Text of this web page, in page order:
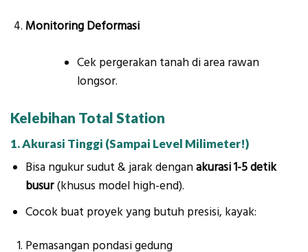
Monitoring Deformasi
Cek pergerakan tanah di area rawan
longsor.
Kelebihan Total Station
1. Akurasi Tinggi (Sampai Level Milimeter!)
Bisa ngukur sudut & jarak denganakurasi 1-5 detik
busur(khusus model high-end).
Cocok buat proyek yang butuh presisi, kayak:
Pemasangan pondasi gedung